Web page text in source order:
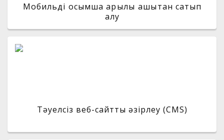
Мобильді қосымша арқылы қашықтан сатып
алу
Тәуелсіз веб-сайтты әзірлеу (CMS)